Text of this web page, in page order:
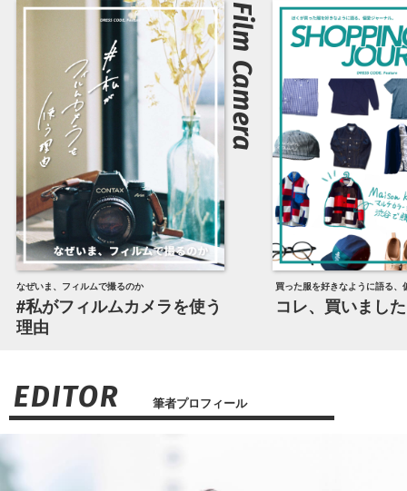
なぜいま、フィルムで撮るのか
#私がフィルムカメラを使う
理由
Film Camera
買った服を好きなように語る、
コレ、買いまし
EDITOR 筆者プロフィール